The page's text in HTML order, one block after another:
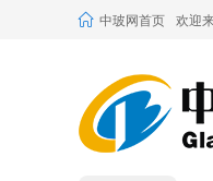
中玻网首页 欢迎